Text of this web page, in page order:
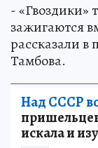
- «Гвоздики»
зажигаются
рассказали
Тамбова.
Над СССР
искала и